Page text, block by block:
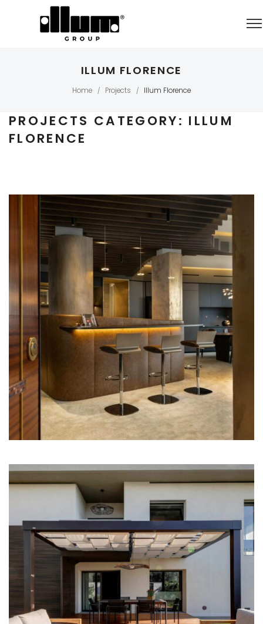
ILLUM FLORENCE
Home / Projects / Illum Florence
PROJECTS CATEGORY: ILLUM
FLORENCE
Illum Florence
Illum Florence